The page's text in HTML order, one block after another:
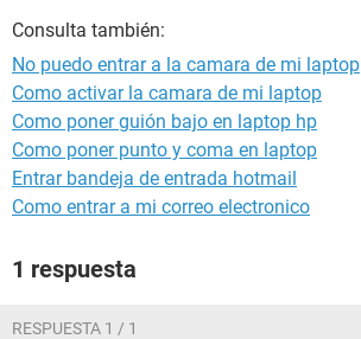
Consulta también:
No puedo entrar a la camara de mi laptop
Como activar la camara de mi laptop
Como poner guión bajo en laptop hp
Como poner punto y coma en laptop
Entrar bandeja de entrada hotmail
Como entrar a mi correo electronico
1 respuesta
RESPUESTA 1 / 1